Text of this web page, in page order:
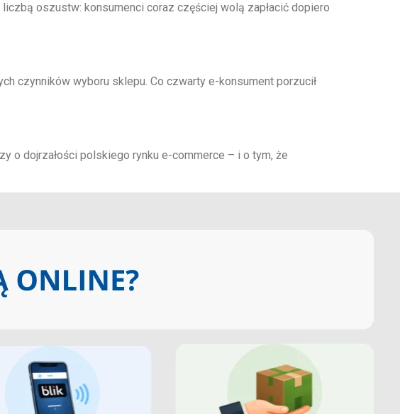
oszustw: konsumenci coraz częściej wolą zapłacić dopiero
czynników wyboru sklepu. Co czwarty e-konsument porzucił
o dojrzałości polskiego rynku e-commerce – i o tym, że